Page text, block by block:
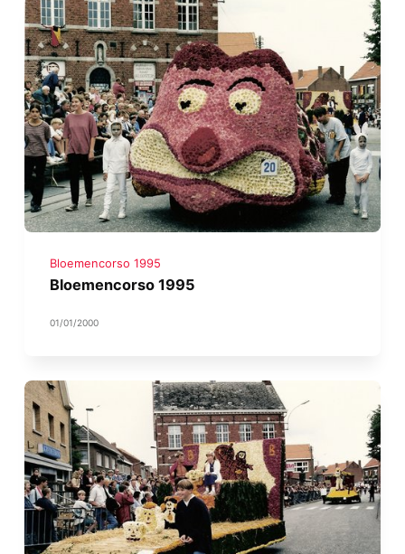
Bloemencorso 1995
Bloemencorso 1995
01/01/2000